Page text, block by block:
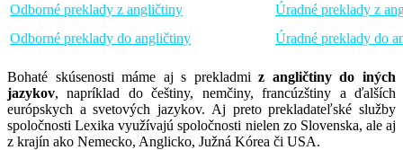
Odborné preklady z angličtiny
Úradné preklady z
Odborné preklady do angličtiny
Úradné preklady do
Bohaté skúsenosti máme aj s prekladmiz angličtiny do iných
jazykov, napríklad do češtiny, nemčiny, francúzštiny a ďalších
európskych a svetových jazykov. Aj preto prekladateľské služby
spoločnosti Lexika využívajú spoločnosti nielen zo Slovenska, ale aj
z krajín ako Nemecko, Anglicko, Južná Kórea či USA.